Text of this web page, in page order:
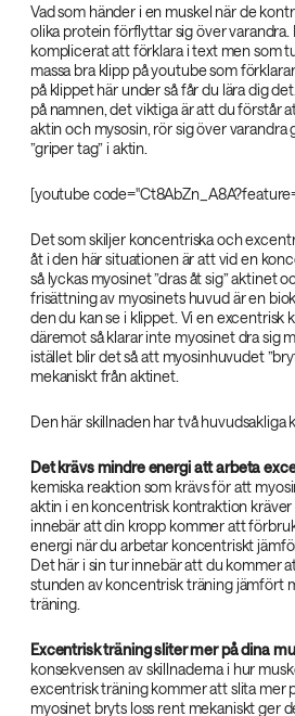
Vad som händer i en muskel när de
olika protein förflyttar sig över varandra.
komplicerat att förklara i text men som
massa bra klipp på youtube som
på klippet här under så får du lära dig
på namnen, det viktiga är att du förstår
aktin och mysosin, rör sig över varandra
”griper tag” i aktin.
[youtube
Det som skiljer koncentriska och
åt i den här situationen är att vid en
så lyckas myosinet ”dras åt sig” aktinet
frisättning av myosinets huvud är en
den du kan se i klippet. Vi en excentrisk
däremot så klarar inte myosinet dra sig
istället blir det så att myosinhuvudet
mekaniskt från aktinet.
Den här skillnaden har två huvudsakliga
Det krävs mindre energi att arbeta
kemiska reaktion som krävs för att
aktin i en koncentrisk kontraktion
innebär att din kropp kommer att
energi när du arbetar koncentriskt
Det här i sin tur innebär att du kommer
stunden av koncentrisk träning jämfört
träning.
Excentrisk träning sliter mer på dina
konsekvensen av skillnaderna i hur
excentrisk träning kommer att slita mer
myosinet bryts loss rent mekaniskt ger